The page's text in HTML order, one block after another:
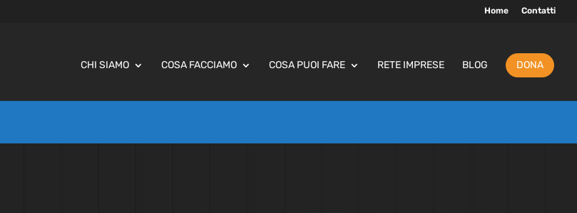
Home Contatti
CHI SIAMO COSA FACCIAMO COSA PUOI FARE RETE IMPRESE BLOG DONA